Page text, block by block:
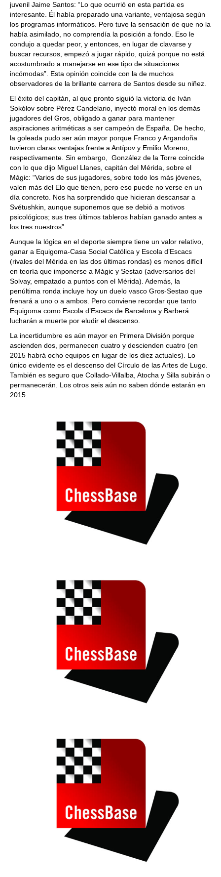
juvenil Jaime Santos: “Lo que ocurrió en esta partida es
interesante. Él había preparado una variante, ventajosa según
los programas informáticos. Pero tuve la sensación de que no la
había asimilado, no comprendía la posición a fondo. Eso le
condujo a quedar peor, y entonces, en lugar de clavarse y
buscar recursos, empezó a jugar rápido, quizá porque no está
acostumbrado a manejarse en ese tipo de situaciones
incómodas”. Esta opinión coincide con la de muchos
observadores de la brillante carrera de Santos desde su niñez.
El éxito del capitán, al que pronto siguió la victoria de Iván
Sokólov sobre Pérez Candelario, inyectó moral en los demás
jugadores del Gros, obligado a ganar para mantener
aspiraciones aritméticas a ser campeón de España. De hecho,
la goleada pudo ser aún mayor porque Franco y Argandoña
tuvieron claras ventajas frente a Antípov y Emilio Moreno,
respectivamente. Sin embargo, González de la Torre coincide
con lo que dijo Miguel Llanes, capitán del Mérida, sobre el
Mágic: “Varios de sus jugadores, sobre todo los más jóvenes,
valen más del Elo que tienen, pero eso puede no verse en un
día concreto. Nos ha sorprendido que hicieran descansar a
Svétushkin, aunque suponemos que se debió a motivos
psicológicos; sus tres últimos tableros habían ganado antes a
los tres nuestros”.
Aunque la lógica en el deporte siempre tiene un valor relativo,
ganar a Equigoma-Casa Social Católica y Escola d’Escacs
(rivales del Mérida en las dos últimas rondas) es menos difícil
en teoría que imponerse a Mágic y Sestao (adversarios del
Solvay, empatado a puntos con el Mérida). Además, la
penúltima ronda incluye hoy un duelo vasco Gros-Sestao que
frenará a uno o a ambos. Pero conviene recordar que tanto
Equigoma como Escola d’Escacs de Barcelona y Barberá
lucharán a muerte por eludir el descenso.
La incertidumbre es aún mayor en Primera División porque
ascienden dos, permanecen cuatro y descienden cuatro (en
2015 habrá ocho equipos en lugar de los diez actuales). Lo
único evidente es el descenso del Círculo de las Artes de Lugo.
También es seguro que Collado-Villalba, Atocha y Silla subirán o
permanecerán. Los otros seis aún no saben dónde estarán en
2015.